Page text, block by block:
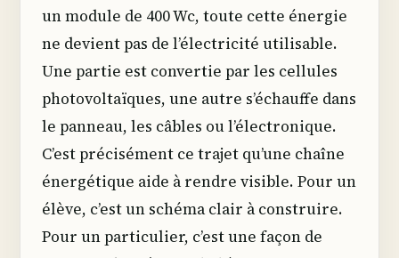
un module de 400 Wc, toute cette énergie
ne devient pas de l’électricité utilisable.
Une partie est convertie par les cellules
photovoltaïques, une autre s’échauffe dans
le panneau, les câbles ou l’électronique.
C’est précisément ce trajet qu’une chaîne
énergétique aide à rendre visible. Pour un
élève, c’est un schéma clair à construire.
Pour un particulier, c’est une façon de